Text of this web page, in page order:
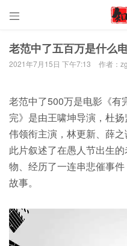

老范中了五百万是什么
2021年7月15日 下午7:13 作者：
老范中了500万是电影《有
完》是由王啸坤导演，杜
伟领衔主演，林更新、薛之
此片叙述了在愚人节出生
物、经历了一连串悲催事
故事。